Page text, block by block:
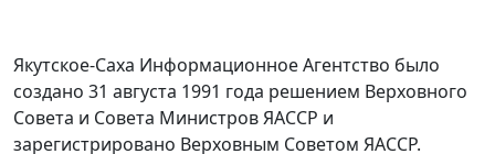
Якутское-Саха Информационное Агентство было
создано 31 августа 1991 года решением Верховного
Совета и Совета Министров ЯАССР и
зарегистрировано Верховным Советом ЯАССР.